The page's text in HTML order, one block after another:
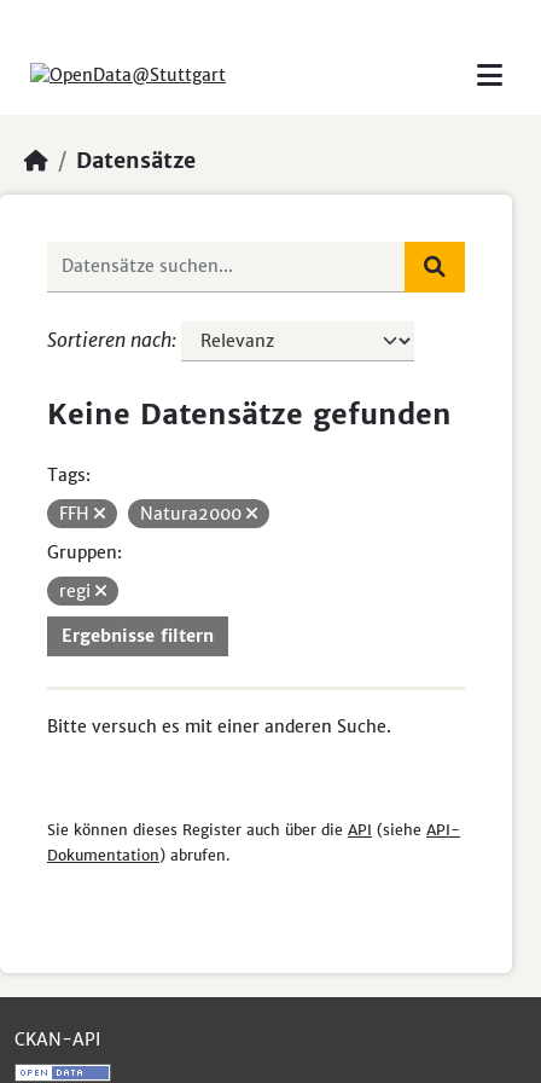
Datensätze
Sortieren nach
Keine Datensätze gefunden
Tags:
FFH
Natura2000
Gruppen:
regi
Ergebnisse filtern
Bitte versuch es mit einer anderen Suche.
Sie können dieses Register auch über die API (siehe API-
Dokumentation) abrufen.
CKAN-API